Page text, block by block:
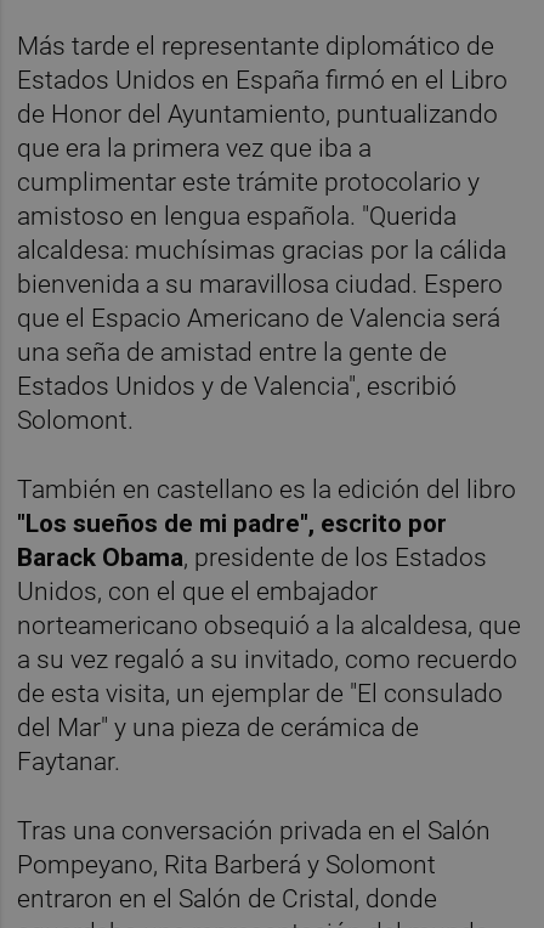
Más tarde el representante diplomático de
Estados Unidos en España firmó en el Libro
de Honor del Ayuntamiento, puntualizando
que era la primera vez que iba a
cumplimentar este trámite protocolario y
amistoso en lengua española. "Querida
alcaldesa: muchísimas gracias por la cálida
bienvenida a su maravillosa ciudad. Espero
que el Espacio Americano de Valencia será
una seña de amistad entre la gente de
Estados Unidos y de Valencia", escribió
Solomont.
También en castellano es la edición del libro
"Los sueños de mi padre", escrito por
Barack Obama, presidente de los Estados
Unidos, con el que el embajador
norteamericano obsequió a la alcaldesa, que
a su vez regaló a su invitado, como recuerdo
de esta visita, un ejemplar de "El consulado
del Mar" y una pieza de cerámica de
Faytanar.
Tras una conversación privada en el Salón
Pompeyano, Rita Barberá y Solomont
entraron en el Salón de Cristal, donde